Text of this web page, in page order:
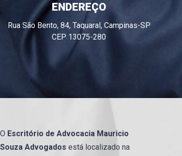
ENDEREÇO
Rua São Bento, 84, Taquaral, Campinas-SP
CEP 13075-280
O Escritório de Advocacia Mauricio
Souza Advogados está localizado na